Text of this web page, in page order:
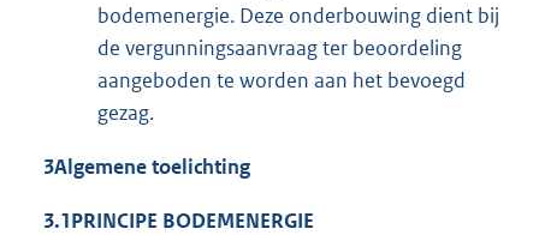
bodemenergie. Deze onderbouwing dient bij
de vergunningsaanvraag ter beoordeling
aangeboden te worden aan het bevoegd
gezag.
3Algemene toelichting
3.1PRINCIPE BODEMENERGIE